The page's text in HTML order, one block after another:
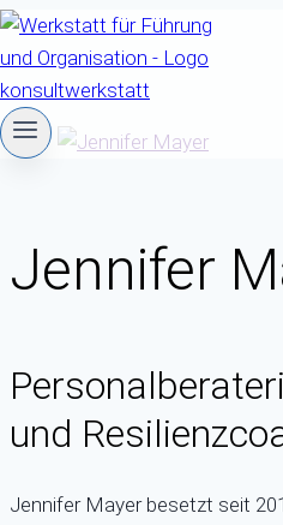
Zum
Inhalt
springen
Jennifer
und
Jennifer Mayer besetzt seit